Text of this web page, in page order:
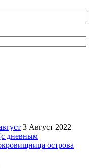
3 Август 2022
дневным
острова